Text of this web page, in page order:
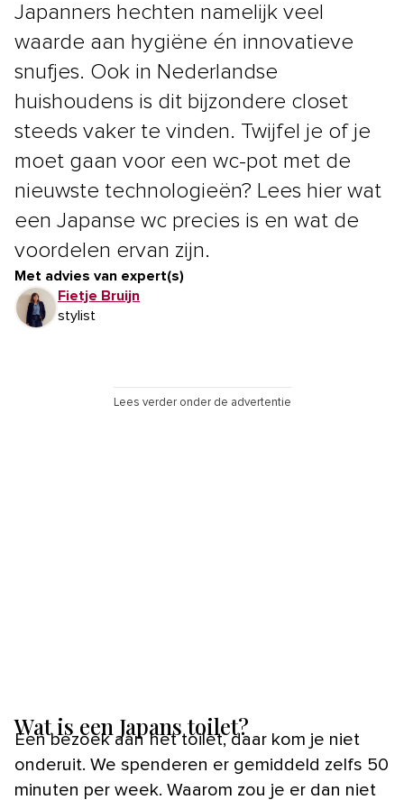
Japanners hechten namelijk veel
waarde aan hygiëne én innovatieve
snufjes. Ook in Nederlandse
huishoudens is dit bijzondere closet
steeds vaker te vinden. Twijfel je of je
moet gaan voor een wc-pot met de
nieuwste technologieën? Lees hier wat
een Japanse wc precies is en wat de
voordelen ervan zijn.
Met advies van expert(s)
Fietje Bruijn
stylist
Lees verder onder de advertentie
Wat is een Japans toilet?
Een bezoek aan het toilet, daar kom je niet
onderuit. We spenderen er gemiddeld zelfs 50
minuten per week. Waarom zou je er dan niet